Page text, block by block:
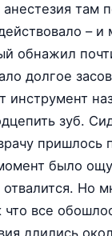
анестезия там
– и
обнажил
долгое
инструмент
зуб.
пришлось
было
отвалится. Но
что все